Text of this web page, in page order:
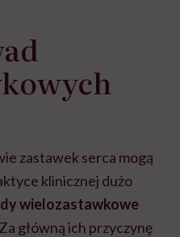
zastawek serca mogą
klinicznej dużo
wielozastawkowe
główną ich przyczynę